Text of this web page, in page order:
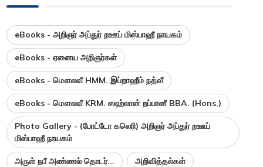
eBooks - அறிஞர் அப்துர் றஊப் மிஸ்பாஹீ நாயகம்
eBooks - ஏனைய அறிஞர்கள்
eBooks - மௌலவீ HMM. இப்றாஹீம் நத்வீ
eBooks - மௌலவீ KRM. ஸஹ்லான் றப்பானீ BBA. (Hons.)
Photo Gallery - (போட்டோ கலெரி) அறிஞர் அப்துர் றஊப்
மிஸ்பாஹீ நாயகம்
அருள் நபீ அண்ணல் தொடர்... அறிவித்தல்கள்